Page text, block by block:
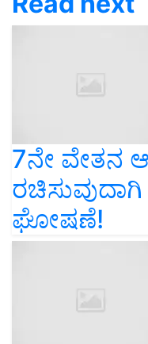
7ನೇ ವೇತನ
ಘೋಷಣೆ!